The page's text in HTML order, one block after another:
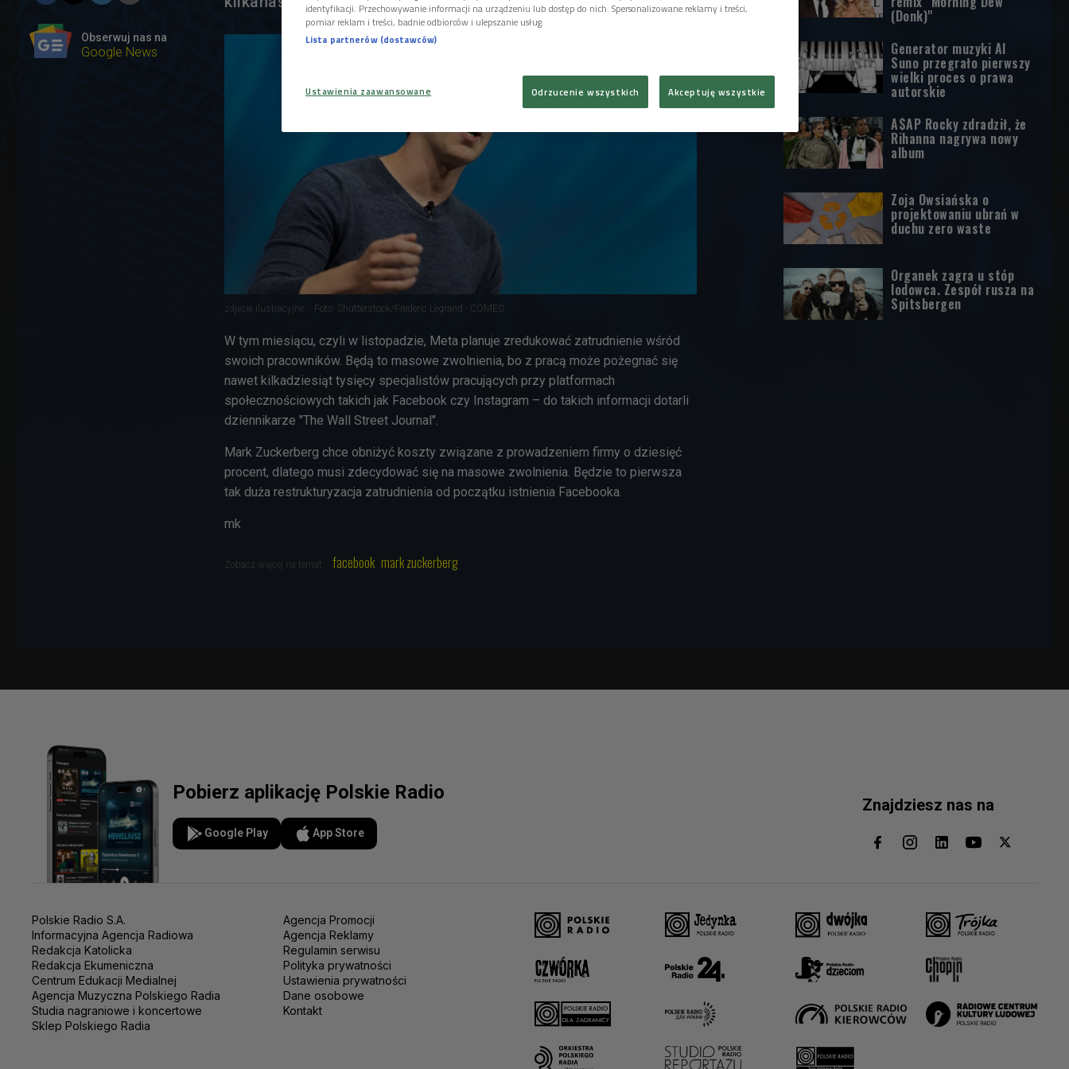
Obserwuj nas na
Google News
zdjęcie ilustracyjne Foto: Shutterstock/Frederic Legrand - COMEO
W tym miesiącu, czyli w listopadzie, Meta planuje zredukować zatrudnienie wśród
swoich pracowników. Będą to masowe zwolnienia, bo z pracą może pożegnać się
nawet kilkadziesiąt tysięcy specjalistów pracujących przy platformach
społecznościowych takich jak Facebook czy Instagram – do takich informacji dotarli
dziennikarze "The Wall Street Journal".
Mark Zuckerberg chce obniżyć koszty związane z prowadzeniem firmy o dziesięć
procent, dlatego musi zdecydować się na masowe zwolnienia. Będzie to pierwsza
tak duża restrukturyzacja zatrudnienia od początku istnienia Facebooka.
mk
Zobacz więcej na temat: facebook mark zuckerberg
(Donk)"
Generator muzyki AI
Suno przegrało pierwszy
wielki proces o prawa
autorskie
A$AP Rocky zdradził, że
Rihanna nagrywa nowy
album
Zoja Owsiańska o
projektowaniu ubrań w
duchu zero waste
Organek zagra u stóp
lodowca. Zespół rusza na
Spitsbergen
Pobierz aplikację Polskie Radio
Google Play App Store
Znajdziesz nas na
Polskie Radio S.A.
Informacyjna Agencja Radiowa
Redakcja Katolicka
Redakcja Ekumeniczna
Centrum Edukacji Medialnej
Agencja Muzyczna Polskiego Radia
Studia nagraniowe i koncertowe
Sklep Polskiego Radia
Agencja Promocji
Agencja Reklamy
Regulamin serwisu
Polityka prywatności
Ustawienia prywatności
Dane osobowe
Kontakt
identyfikacji. Przechowywanie informacji na urządzeniu lub dostęp do nich. Spersonalizowane reklamy i treści,
pomiar reklam i treści, badnie odbiorców i ulepszanie usług.
Lista partnerów (dostawców)
Ustawienia zaawansowane Odrzucenie wszystkich Akceptuję wszystkie